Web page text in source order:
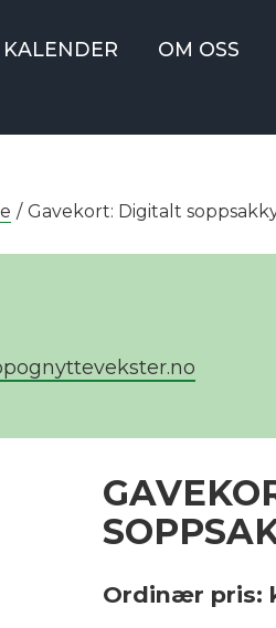
KALENDER OM OSS
/ Gavekort: Digitalt
Ordinær pris: